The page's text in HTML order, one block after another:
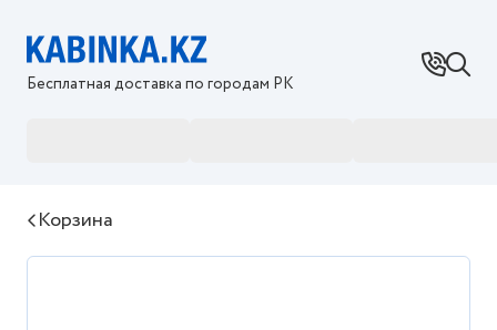
Бесплатная доставка по городам РК
Корзина